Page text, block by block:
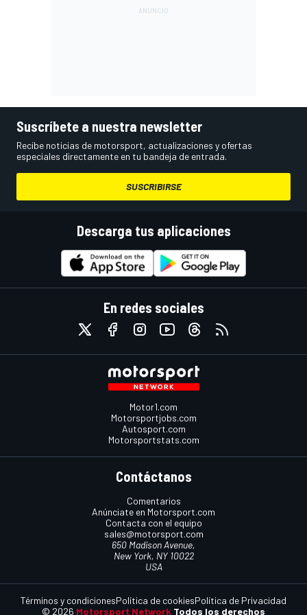
Suscríbete a nuestra newsletter
Recibe noticias de motorsport, actualizaciones y ofertas
especiales directamente en tu bandeja de entrada.
SUSCRIBIRSE
Descarga tus aplicaciones
En redes sociales
Motor1.com
Motorsportjobs.com
Autosport.com
Motorsportstats.com
Contáctanos
Comentarios
Anúnciate en Motorsport.com
Contacta con el equipo
sales@motorsport.com
650 Madison Avenue,
New York, NY 10022
USA
© 2026 Motorsport Network Todos los derechos
Términos y condicionesPolítica de cookiesPolítica de Privacidad